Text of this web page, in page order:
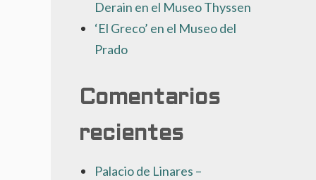
Derain en el Museo Thyssen
‘El Greco’ en el Museo del
Prado
Comentarios
recientes
Palacio de Linares –